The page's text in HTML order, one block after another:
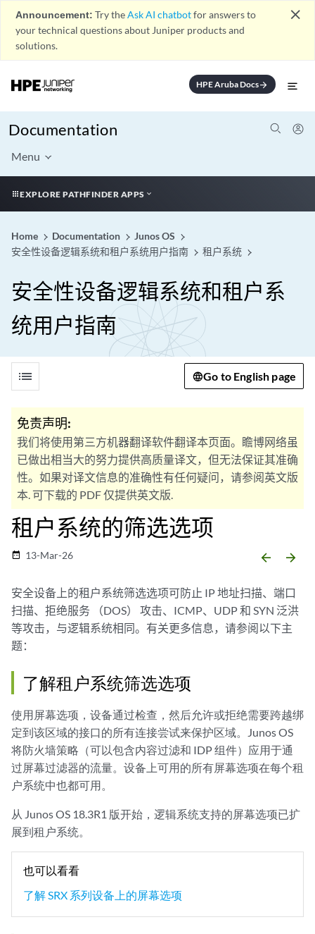
Announcement: Try theAsk AI chatbotfor answers to
your technical questions about Juniper products and
solutions.
close
HPE Aruba Docsarrow_forward
Documentation
Menu
EXPLORE PATHFINDER APPS
Home Documentation
Junos OS
安全性设备逻辑系统和租户系统用户指南
租户系统
安全性设备逻辑系统和租户系
统用户指南
list Go to English page
免责声明:
我们将使用第三方机器翻译软件翻译本页面。瞻博网络虽
已做出相当大的努力提供高质量译文，但无法保证其准确
性。如果对译文信息的准确性有任何疑问，请参阅英文版
本. 可下载的 PDF 仅提供英文版.
租户系统的筛选选项
date_range 13-Mar-26 arrow_backward arrow_forward
安全设备上的租户系统筛选选项可防止 IP 地址扫描、端口
扫描、拒绝服务 （DOS） 攻击、ICMP、UDP 和 SYN 泛洪
等攻击，与逻辑系统相同。有关更多信息，请参阅以下主
题：
了解租户系统筛选选项
使用屏幕选项，设备通过检查，然后允许或拒绝需要跨越绑
定到该区域的接口的所有连接尝试来保护区域。Junos OS
将防火墙策略（可以包含内容过滤和 IDP 组件）应用于通
过屏幕过滤器的流量。设备上可用的所有屏幕选项在每个租
户系统中也都可用。
从 Junos OS 18.3R1 版开始，逻辑系统支持的屏幕选项已扩
展到租户系统。
也可以看看
了解 SRX 系列设备上的屏幕选项